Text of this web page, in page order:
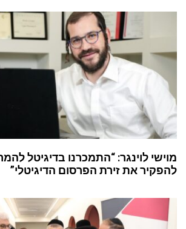
מוישי לוינגר: “התמכרנו בדיגיטל
להפקיר את זירת הפרסום הדיגיטלי”